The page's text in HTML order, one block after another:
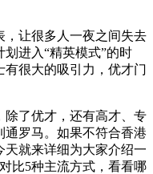
，让很多人一夜之间失去
进入“精英模式”的时
很大的吸引力，优才门
除了优才，还有高才、专
通罗马。如果不符合香港
就来详细为大家介绍一
比5种主流方式，看看哪